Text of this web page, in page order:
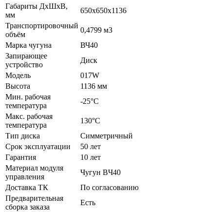
Габариты ДхШхВ,
мм
650х650х1136
Транспортировочный
объём
0,4799 м3
Марка чугуна
ВЧ40
Запирающее
устройство
Диск
Модель
017W
Высота
1136 мм
Мин. рабочая
температура
-25°C
Макс. рабочая
температура
130°C
Тип диска
Симметричный
Срок эксплуатации
50 лет
Гарантия
10 лет
Материал модуля
управления
Чугун BЧ40
Доставка ТК
По согласованию
Предварительная
сборка заказа
Есть